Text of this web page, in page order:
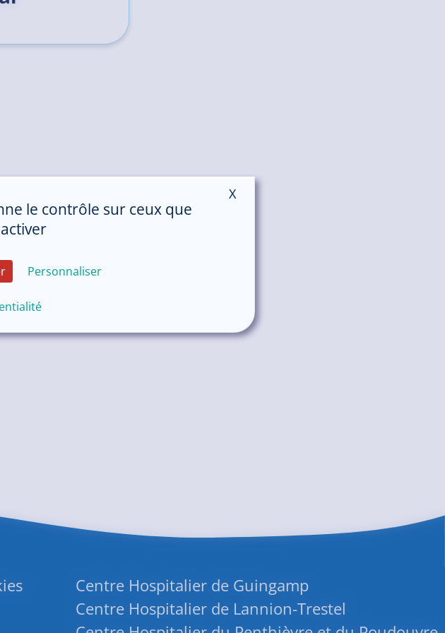
Centre Hospitalier de Guingamp
Centre Hospitalier de Lannion-Trestel
le contrôle sur ceux que
Personnaliser
X